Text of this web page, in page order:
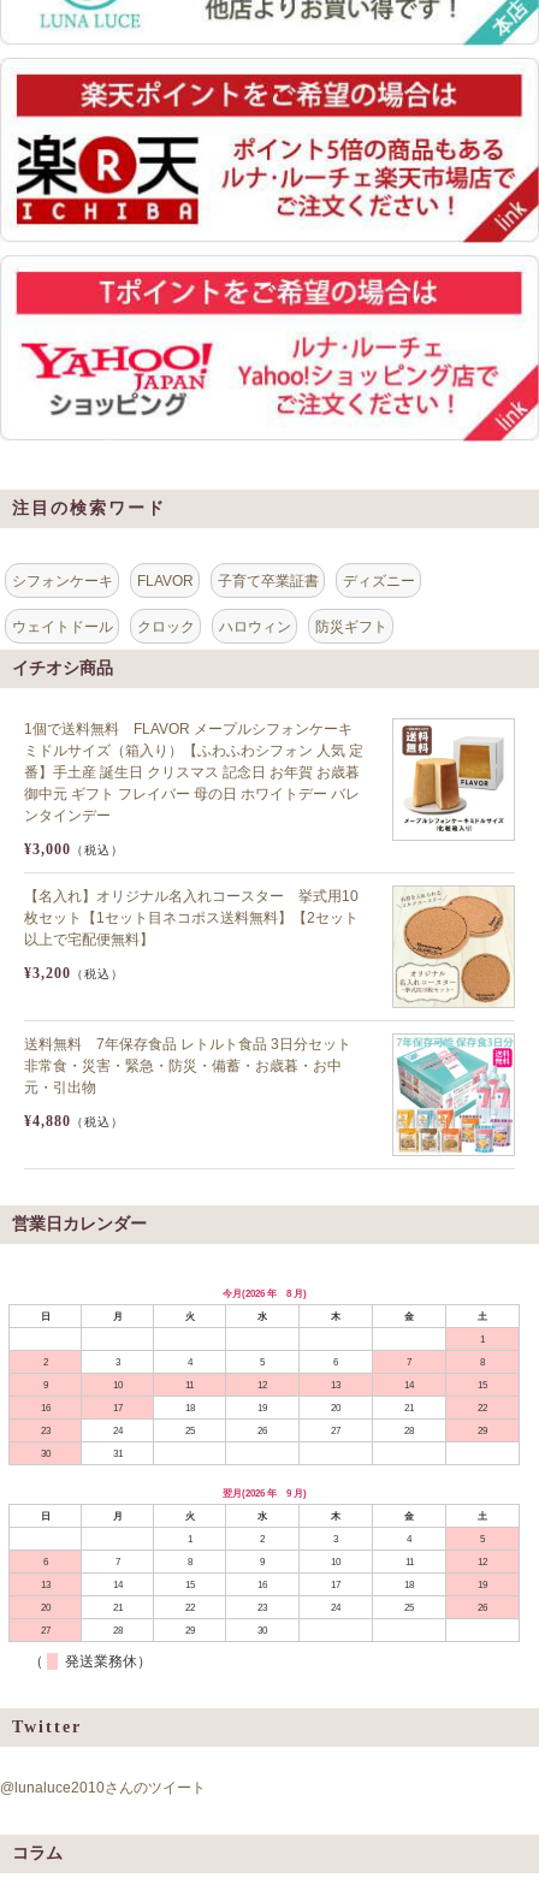
注目の検索ワード
シフォンケーキ FLAVOR 子育て卒業証書 ディズニー
ウェイトドール クロック ハロウィン 防災ギフト
イチオシ商品
1個で送料無料 FLAVOR メープルシフォンケーキ
ミドルサイズ（箱入り）【ふわふわシフォン 人気 定
番】手土産 誕生日 クリスマス 記念日 お年賀 お歳暮
御中元 ギフト フレイバー 母の日 ホワイトデー バレ
ンタインデー
¥3,000 （税込）
【名入れ】オリジナル名入れコースター 挙式用10
枚セット【1セット目ネコポス送料無料】【2セット
以上で宅配便無料】
¥3,200 （税込）
送料無料 7年保存食品 レトルト食品 3日分セット
非常食・災害・緊急・防災・備蓄・お歳暮・お中
元・引出物
¥4,880 （税込）
営業日カレンダー
今月(2026 年 8 月)
日
月 火 水 木 金
土
1
2
3 4 5 6 7
8
9
10 11 12 13 14
15
16
17 18 19 20 21
22
23
24 25 26 27 28
29
30
31
翌月(2026 年 9 月)
日
月 火 水 木 金
土
1
2 3 4
5
6
7 8 9 10 11
12
13
14 15 16 17 18
19
20
21 22 23 24 25
26
27
28 29 30
（ 発送業務休）
Twitter
@lunaluce2010さんのツイート
コラム